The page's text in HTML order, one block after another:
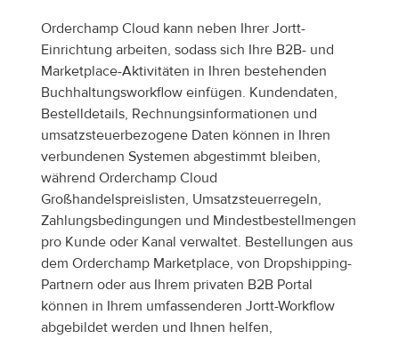
Orderchamp Cloud kann neben Ihrer Jortt-
Einrichtung arbeiten, sodass sich Ihre B2B- und
Marketplace-Aktivitäten in Ihren bestehenden
Buchhaltungsworkflow einfügen. Kundendaten,
Bestelldetails, Rechnungsinformationen und
umsatzsteuerbezogene Daten können in Ihren
verbundenen Systemen abgestimmt bleiben,
während Orderchamp Cloud
Großhandelspreislisten, Umsatzsteuerregeln,
Zahlungsbedingungen und Mindestbestellmengen
pro Kunde oder Kanal verwaltet. Bestellungen aus
dem Orderchamp Marketplace, von Dropshipping-
Partnern oder aus Ihrem privaten B2B Portal
können in Ihrem umfassenderen Jortt-Workflow
abgebildet werden und Ihnen helfen,